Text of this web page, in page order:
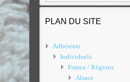
PLAN DU SITE
Adhérents
Individuels.
France / Régions
Alsace